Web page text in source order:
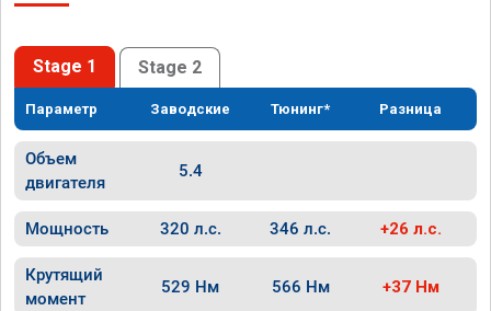
Stage 1 Stage 2
Параметр Заводские Тюнинг* Разница
Объем
двигателя
5.4
Мощность 320 л.с. 346 л.с. +26 л.с.
Крутящий
момент
529 Нм 566 Нм +37 Нм